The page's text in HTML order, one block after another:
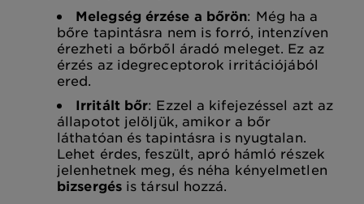
Melegség érzése a bőrön: Még ha a
bőre tapintásra nem is forró, intenzíven
érezheti a bőrből áradó meleget. Ez az
érzés az idegreceptorok irritációjából
ered.
Irritált bőr: Ezzel a kifejezéssel azt az
állapotot jelöljük, amikor a bőr
láthatóan és tapintásra is nyugtalan.
Lehet érdes, feszült, apró hámló részek
jelenhetnek meg, és néha kényelmetlen
bizsergés is társul hozzá.